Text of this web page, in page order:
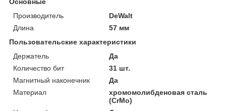
Производитель
DeWalt
Длина
57 мм
Пользовательские характеристики
Держатель
Да
Количество бит
31 шт.
Магнитный наконечник
Да
Материал
хромомолибденовая сталь
(CrMo)